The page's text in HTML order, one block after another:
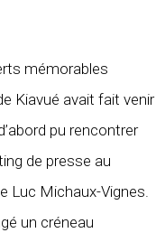
mémorables
Kiavué avait fait venir
pu rencontrer
de presse au
Luc Michaux-Vignes.
un créneau